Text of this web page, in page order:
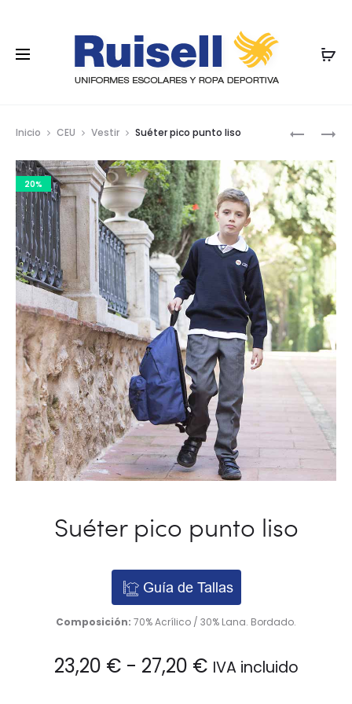
por
los
SUÉTER
PUNTO
LISO
SUÉTER
DE
PICO
Inicio CEU Vestir Suéter pico punto liso
20%
Suéter pico punto liso
Guía de Tallas
Composición: 70% Acrílico / 30% Lana. Bordado.
23,20 € - 27,20 €Rango
IVA incluido